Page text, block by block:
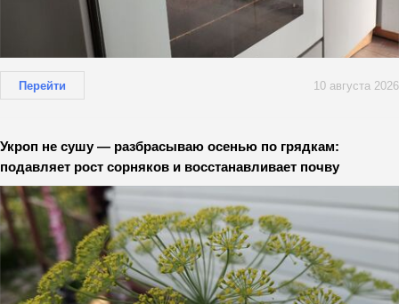
Перейти 10 августа 2026
Укроп не сушу — разбрасываю осенью по грядкам:
подавляет рост сорняков и восстанавливает почву